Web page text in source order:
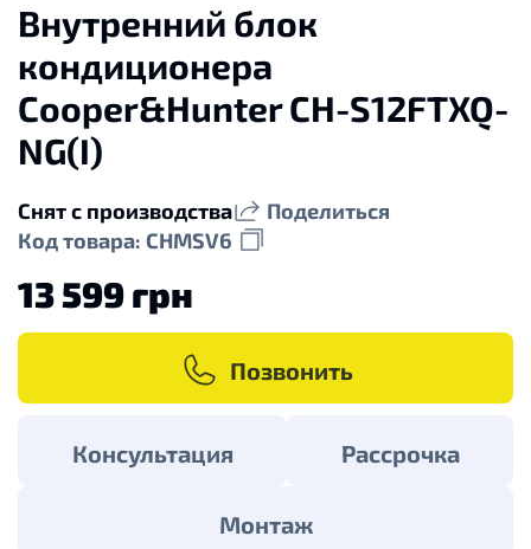
Внутренний блок
кондиционера
Cooper&Hunter CH-S12FTXQ-
NG(I)
Снят с производства
Поделиться
Код товара: CHMSV6
13 599 грн
Позвонить
Консультация Рассрочка
Монтаж